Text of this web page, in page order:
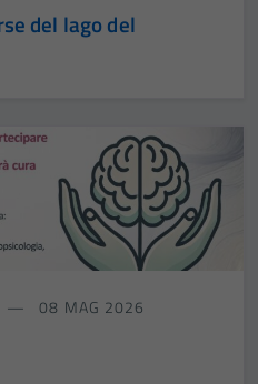
del lago del
08 MAG 2026